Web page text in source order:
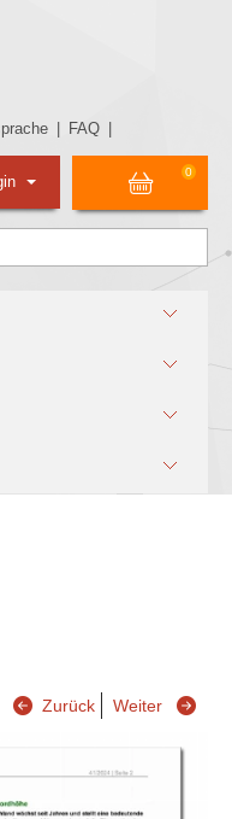
FAQ
0
Zurück Weiter